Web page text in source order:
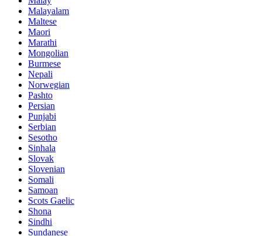
Malayalam
Maltese
Maori
Marathi
Mongolian
Burmese
Nepali
Norwegian
Pashto
Persian
Punjabi
Serbian
Sesotho
Sinhala
Slovak
Slovenian
Somali
Samoan
Scots Gaelic
Shona
Sindhi
Sundanese